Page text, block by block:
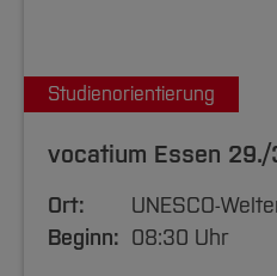
Studienorientierung
vocatium Essen 29./
Ort:
UNESCO-
Beginn: 08:30 Uhr